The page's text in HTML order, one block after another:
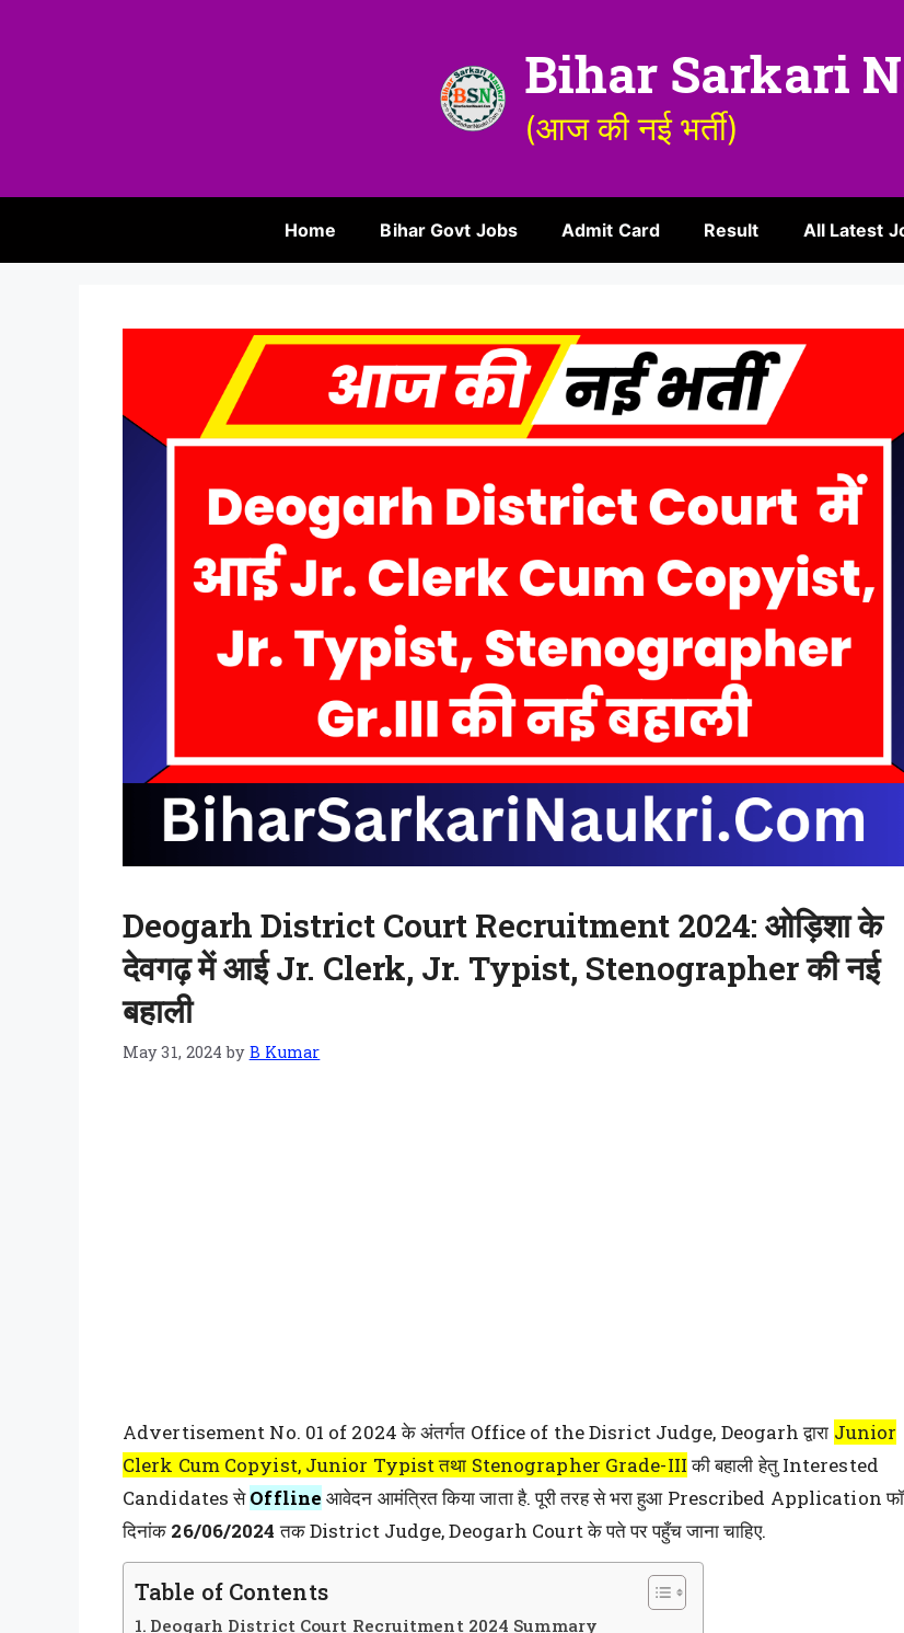
Bihar Sarkari
(आज की नई भर्ती)
Home Bihar Govt Jobs Admit Card Result All Latest
Deogarh District Court Recruitment 2024: ओड़िशा के
देवगढ़ में आई Jr. Clerk, Jr. Typist, Stenographer की नई
बहाली
May 31, 2024 by B Kumar
Advertisement No. 01 of 2024 के अंतर्गत Office of the Disrict Judge, Deogarh द्वारा Junior
Clerk Cum Copyist, Junior Typist तथा Stenographer Grade-IIIकी बहाली हेतु Interested
Candidates सेOffline आवेदन आमंत्रित किया जाता है. पूरी तरह से भरा हुआ Prescribed Application
दिनांक 26/06/2024 तक District Judge, Deogarh Court के पते पर पहुँच जाना चाहिए.
Table of Contents
Deogarh District Court Recruitment 2024 Summary